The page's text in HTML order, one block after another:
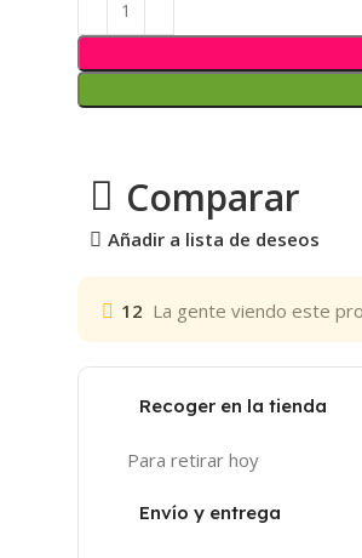
Comparar
Añadir a lista de deseos
12 La gente viendo este
Recoger en la tienda
Para retirar hoy
Envío y entrega